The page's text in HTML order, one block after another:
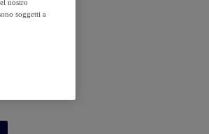
nostro
soggetti a